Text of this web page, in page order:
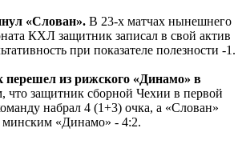
«Слован». В 23-х матчах нынешнего
КХЛ защитник записал в свой актив
при показателе полезности -1.
из рижского «Динамо» в
что защитник сборной Чехии в первой
набрал 4 (1+3) очка, а «Слован»
минским «Динамо» - 4:2.